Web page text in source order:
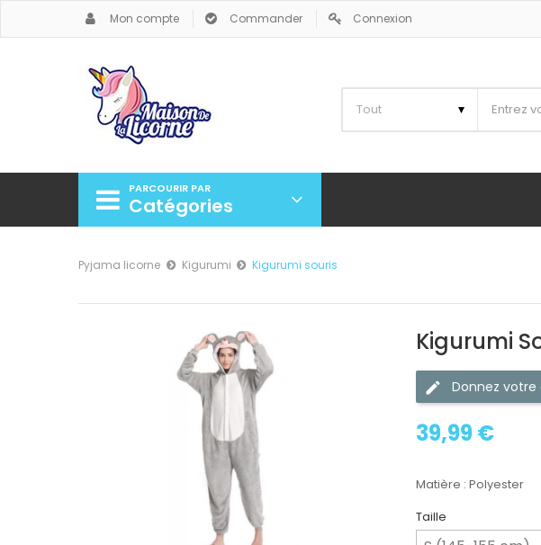
Mon compte Commander Connexion
PARCOURIR PAR
Catégories
Pyjama licorne Kigurumi Kigurumi souris
Kigurumi
Donnez votre
39,99 €
Matière : Polyester
Taille